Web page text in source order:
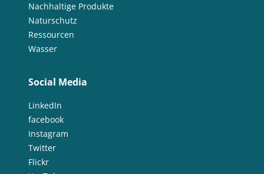
Nachhaltige Produkte
Naturschutz
Ressourcen
Wasser
Social Media
LinkedIn
facebook
Instagram
Twitter
Flickr